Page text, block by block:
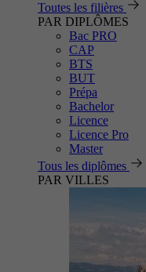
Toutes les filières
PAR DIPLÔMES
Bac PRO
CAP
BTS
BUT
Prépa
Bachelor
Licence
Licence Pro
Master
Tous les diplômes
PAR VILLES